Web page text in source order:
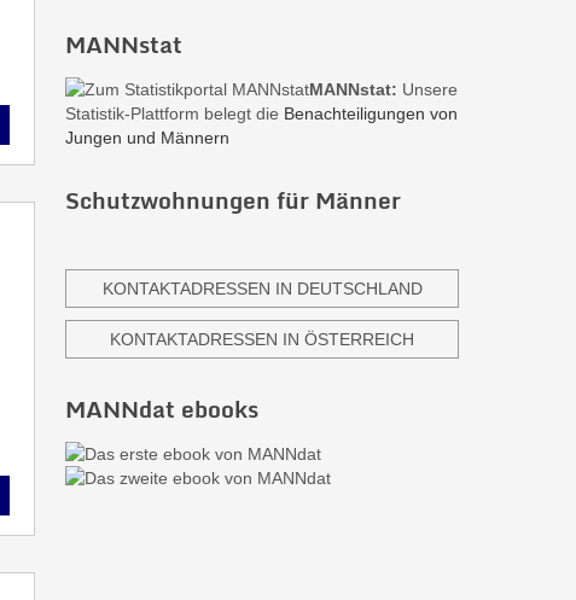
MANNstat
MANNstat: Unsere
Statistik-Plattform belegt die Benachteiligungen von
Jungen und Männern
Schutzwohnungen für Männer
KONTAKTADRESSEN IN DEUTSCHLAND
KONTAKTADRESSEN IN ÖSTERREICH
MANNdat ebooks